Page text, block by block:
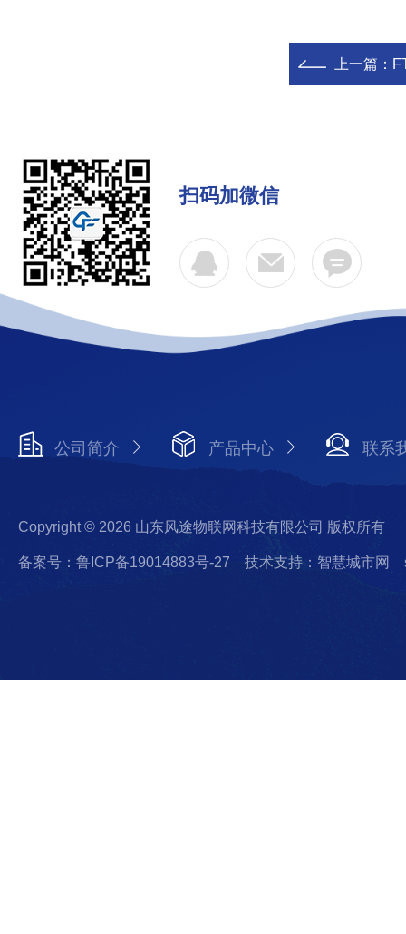
上一篇：
扫码加微信
公司简介 产品中心 联系
Copyright © 2026 山东风途物联网科技有限公司 版权所有
备案号：鲁ICP备19014883号-27 技术支持：智慧城市网